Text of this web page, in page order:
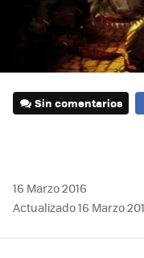
Sin comentarios
16 Marzo 2016
Actualizado 16 Marzo